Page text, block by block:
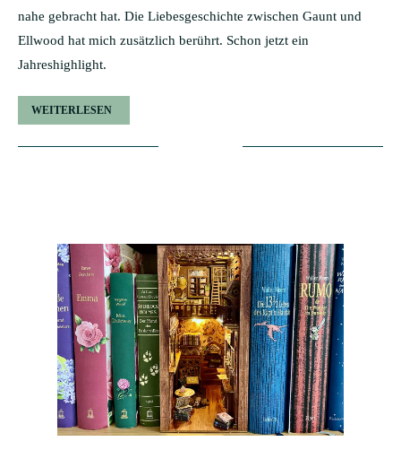
nahe gebracht hat. Die Liebesgeschichte zwischen Gaunt und
Ellwood hat mich zusätzlich berührt. Schon jetzt ein
Jahreshighlight.
WEITERLESEN